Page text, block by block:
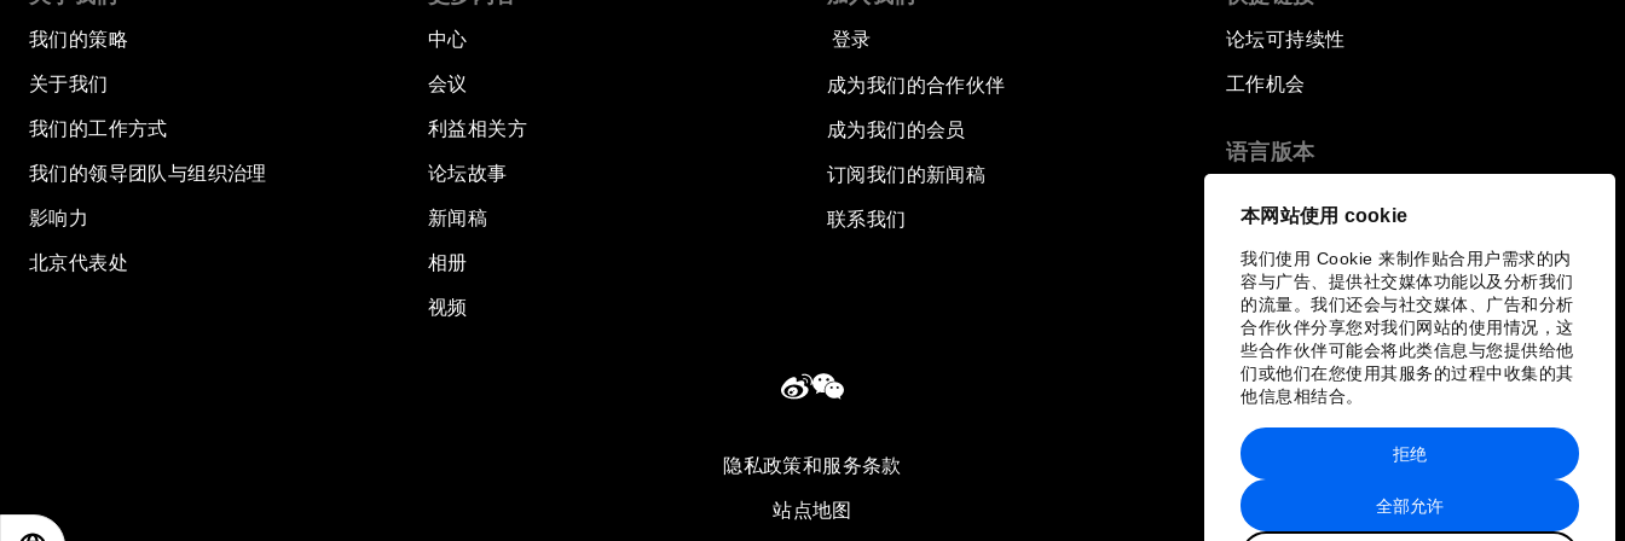
本网站使用 cookie
我们使用 Cookie 来制作贴合用户需求的内
容与广告、提供社交媒体功能以及分析我们
的流量。我们还会与社交媒体、广告和分析
合作伙伴分享您对我们网站的使用情况，这
些合作伙伴可能会将此类信息与您提供给他
们或他们在您使用其服务的过程中收集的其
他信息相结合。
全部允许
拒绝
我们的策略
关于我们
我们的工作方式
我们的领导团队与组织治理
影响力
北京代表处
中心
会议
利益相关方
论坛故事
新闻稿
相册
视频
登录
成为我们的合作伙伴
成为我们的会员
订阅我们的新闻稿
联系我们
论坛可持续性
工作机会
语言版本
隐私政策和服务条款
站点地图